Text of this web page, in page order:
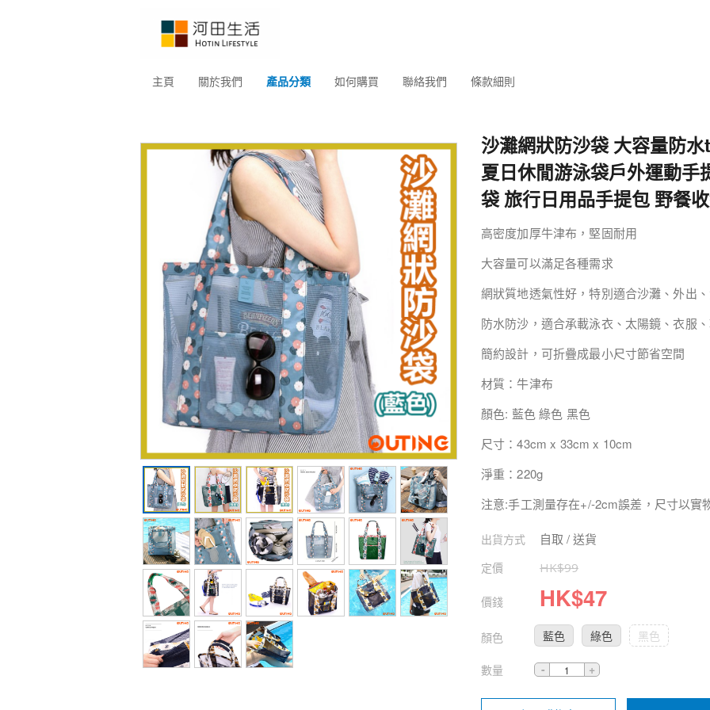
主頁 關於我們 產品分類 如何購買 聯絡我們 條款細則
沙灘網狀防沙袋 大容量防
夏日休閒游泳袋戶外運動手
袋 旅行日用品手提包 野餐
高密度加厚牛津布，堅固耐用
大容量可以滿足各種需求
網狀質地透氣性好，特別適合沙灘、外出
防水防沙，適合承載泳衣、太陽鏡、衣服
簡約設計，可折疊成最小尺寸節省空間
材質：牛津布
顏色: 藍色 綠色 黑色
尺寸：43cm x 33cm x 10cm
淨重：220g
注意:手工測量存在+/-2cm誤差，尺寸以實
出貨方式 自取 / 送貨
定價 HK$99
價錢 HK$47
顏色 藍色 綠色 黑色
數量